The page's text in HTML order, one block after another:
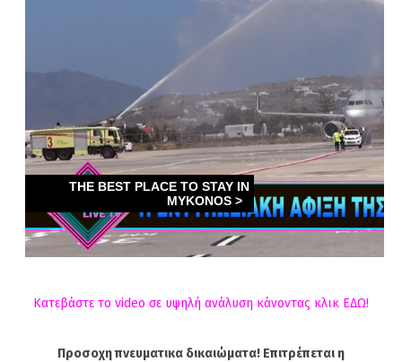
Κατεβάστε το video σε υψηλή ανάλυση κάνοντας κλικ ΕΔΩ!
Προσοχη πνευματικα δικαιώματα! Επιτρέπεται η